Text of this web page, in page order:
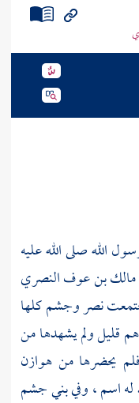
الله صلى الله عليه
مالك بن عوف النصري
نصروجشمكلها
قليل ولم يشهدها من
يحضرها من هوازن
له اسم ، وفيبني جشم